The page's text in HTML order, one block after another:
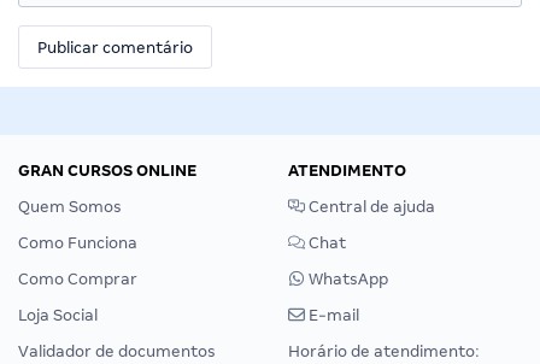
GRAN CURSOS ONLINE
Quem Somos
Como Funciona
Como Comprar
Loja Social
Validador de documentos
ATENDIMENTO
Central de ajuda
Chat
WhatsApp
E-mail
Horário de atendimento: